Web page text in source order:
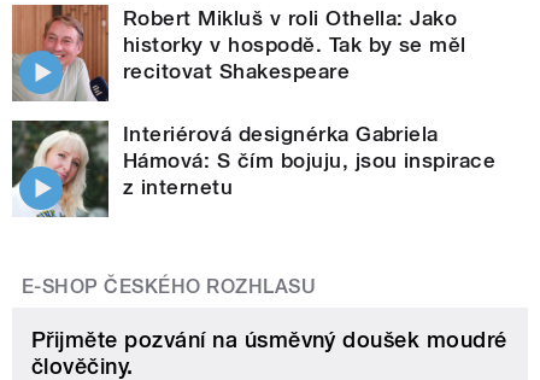
Robert Mikluš v roli Othella: Jako
historky v hospodě. Tak by se měl
recitovat Shakespeare
Interiérová designérka Gabriela
Hámová: S čím bojuju, jsou inspirace
z internetu
E-SHOP ČESKÉHO ROZHLASU
Přijměte pozvání na úsměvný doušek moudré
člověčiny.